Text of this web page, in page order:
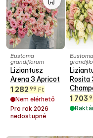
Eustoma
grandiflorum
Liziantusz
Arena 3 Apricot
1 282 99 Ft
Nem elérhető
Pro rok 2026
nedostupné
Eustoma
Rosita
1 703